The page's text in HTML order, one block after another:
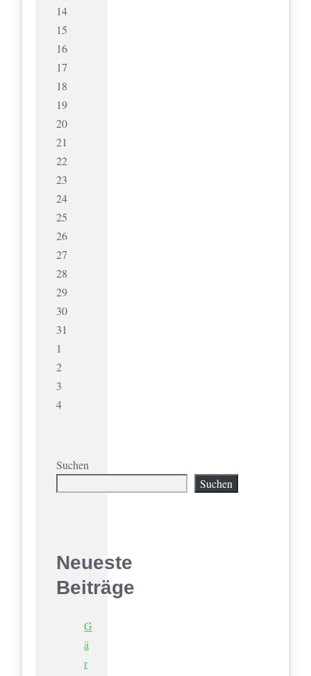
14
15
16
17
18
19
20
21
22
23
24
25
26
27
28
29
30
31
1
2
3
4
Suchen
Suchen
Neueste
Beiträge
G
ä
r